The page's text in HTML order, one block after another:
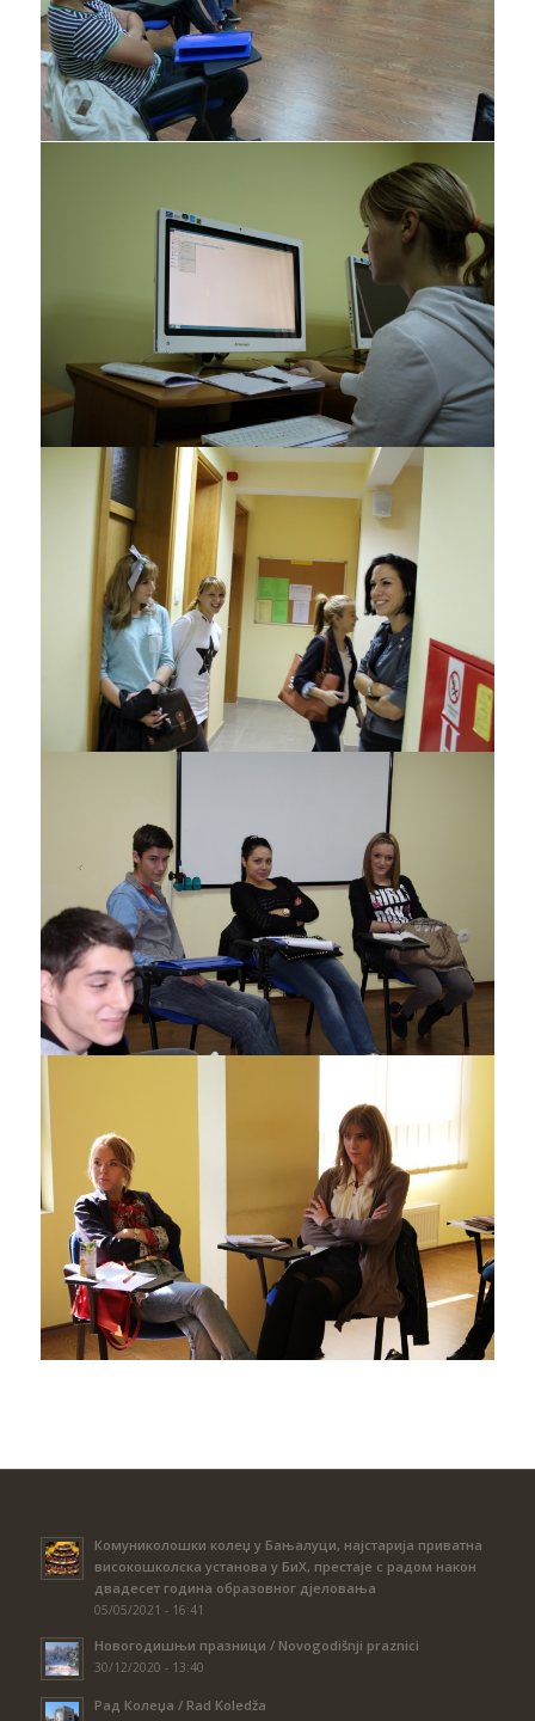
Комуниколошки колеџ у Бањалуци, најстарија приватна
високошколска установа у БиХ, престаје с радом након
двадесет година образовног дјеловања
05/05/2021 - 16:41
Новогодишњи празници / Novogodišnji praznici
30/12/2020 - 13:40
Рад Колеџа / Rad Koledža